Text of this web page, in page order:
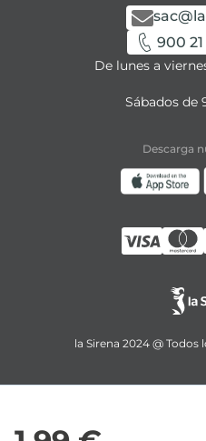
900 21
De lunes a
Sábados de
Descarga
la Sirena 2024 @